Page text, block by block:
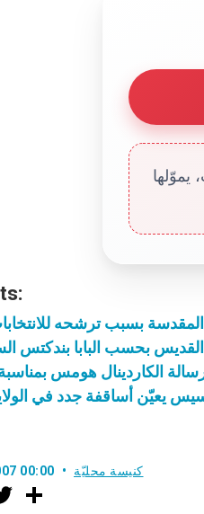
بسبب ترشحه
القديس بحسب البابا بندكتس
الكاردينال هومس
يعيّن أساقفة جدد في
00:00 كنيسة محليّة
w